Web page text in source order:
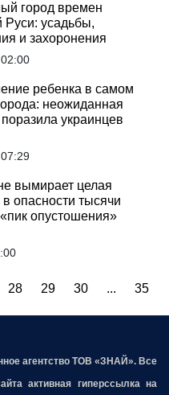
город времен
Руси: усадьбы,
и захоронения
ребенка в самом
неожиданная
украинцев
вымирает целая
в опасности тысячи
опустошения»
28 29 30 ... 35
агентство ТОВ «ЗНАЙ». Все
активная гиперссылка на